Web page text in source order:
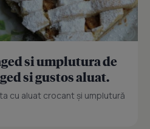
si umplutura de
si gustos aluat.
cu aluat crocant și umplutură